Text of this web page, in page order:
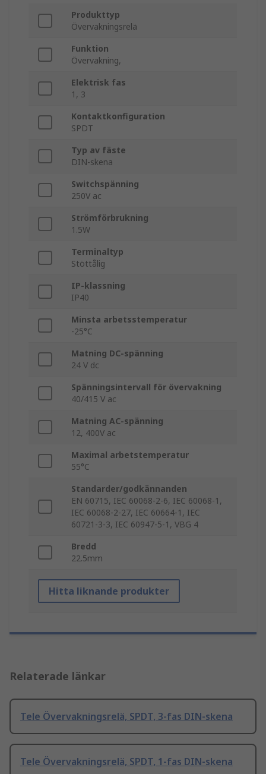
Produkttyp
Övervakningsrelä
Funktion
Övervakning,
Elektrisk fas
1, 3
Kontaktkonfiguration
SPDT
Typ av fäste
DIN-skena
Switchspänning
250V ac
Strömförbrukning
1.5W
Terminaltyp
Stöttålig
IP-klassning
IP40
Minsta arbetsstemperatur
-25°C
Matning DC-spänning
24 V dc
Spänningsintervall för övervakning
40/415 V ac
Matning AC-spänning
12, 400V ac
Maximal arbetstemperatur
55°C
Standarder/godkännanden
EN 60715, IEC 60068-2-6, IEC 60068-1,
IEC 60068-2-27, IEC 60664-1, IEC
60721-3-3, IEC 60947-5-1, VBG 4
Bredd
22.5mm
Hitta liknande produkter
Relaterade länkar
Tele Övervakningsrelä, SPDT, 3-fas DIN-skena
Tele Övervakningsrelä, SPDT, 1-fas DIN-skena